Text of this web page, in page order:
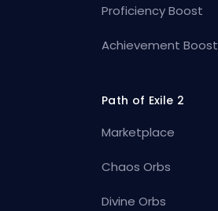
Proficiency Boost
Achievement Boost
Path of Exile 2
Marketplace
Chaos Orbs
Divine Orbs